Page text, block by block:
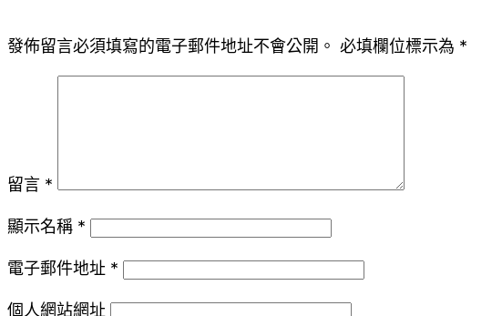
發佈留言必須填寫的電子郵件地址不會公開。 必填欄位標示為 *
留言 *
顯示名稱 *
電子郵件地址 *
個人網站網址